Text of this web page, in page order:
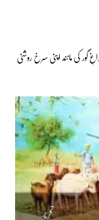
گور کی مانند اپنی سرخ روشنی